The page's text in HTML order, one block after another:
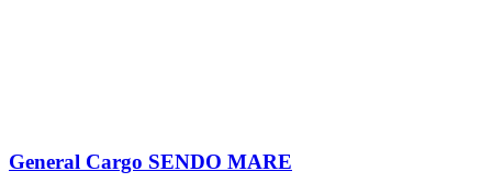
General Cargo SENDO MARE